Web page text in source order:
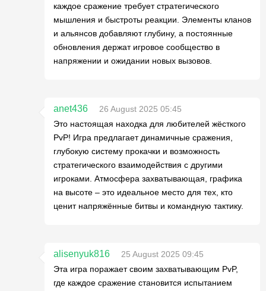
каждое сражение требует стратегического
мышления и быстроты реакции. Элементы кланов
и альянсов добавляют глубину, а постоянные
обновления держат игровое сообщество в
напряжении и ожидании новых вызовов.
anet436
26 August 2025 05:45
Это настоящая находка для любителей жёсткого
PvP! Игра предлагает динамичные сражения,
глубокую систему прокачки и возможность
стратегического взаимодействия с другими
игроками. Атмосфера захватывающая, графика
на высоте – это идеальное место для тех, кто
ценит напряжённые битвы и командную тактику.
alisenyuk816
25 August 2025 09:45
Эта игра поражает своим захватывающим PvP,
где каждое сражение становится испытанием